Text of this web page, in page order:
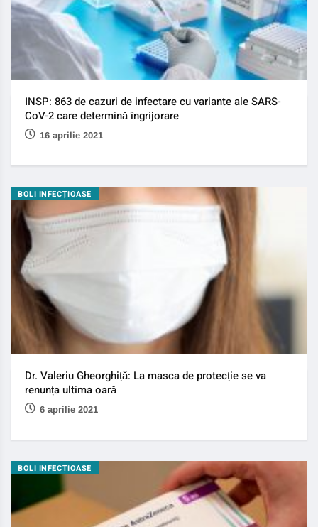
INSP: 863 de cazuri de infectare cu variante ale SARS-
CoV-2 care determină îngrijorare
16 aprilie 2021
BOLI INFECȚIOASE
Dr. Valeriu Gheorghiță: La masca de protecție se va
renunța ultima oară
6 aprilie 2021
BOLI INFECȚIOASE